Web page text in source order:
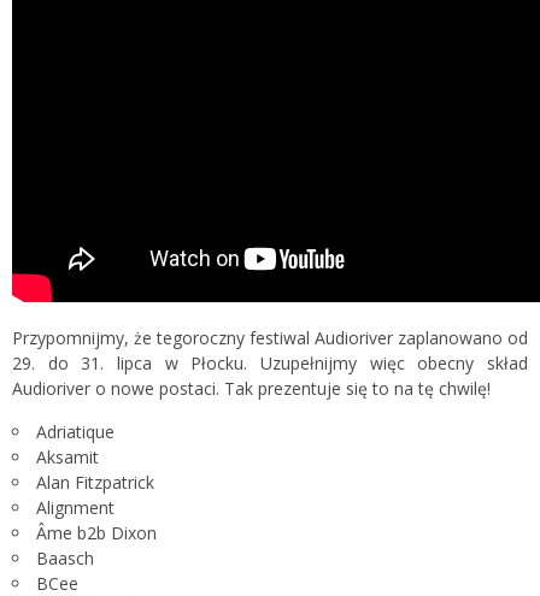
Przypomnijmy, że tegoroczny festiwal Audioriver zaplanowano od
29. do 31. lipca w Płocku. Uzupełnijmy więc obecny skład
Audioriver o nowe postaci. Tak prezentuje się to na tę chwilę!
Adriatique
Aksamit
Alan Fitzpatrick
Alignment
Âme b2b Dixon
Baasch
BCee